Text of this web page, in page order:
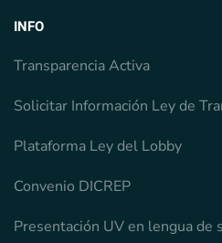
INFO
Transparencia Activa
Solicitar Información Ley de
Plataforma Ley del Lobby
Convenio DICREP
Presentación UV en lengua de